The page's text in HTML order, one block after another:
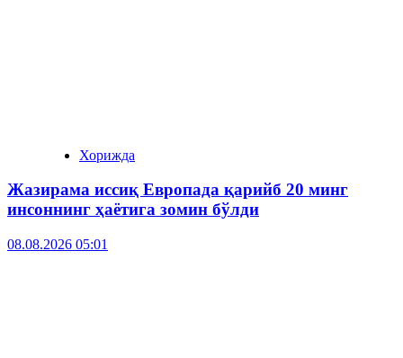
Хорижда
Жазирама иссиқ Европада қарийб 20 минг
инсоннинг ҳаётига зомин бўлди
08.08.2026 05:01